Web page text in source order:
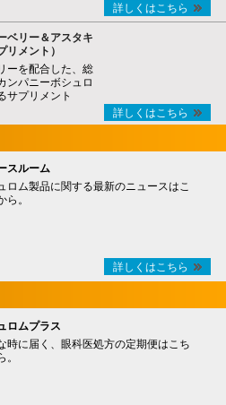
詳しくはこちら
ベリー＆アスタキ
リメント）
ーを配合した、総
ンパニーボシュロ
サプリメント
詳しくはこちら
スルーム
ロム製品に関する最新のニュースはこ
ら。
詳しくはこちら
ロムプラス
時に届く、眼科医処方の定期便はこち
。